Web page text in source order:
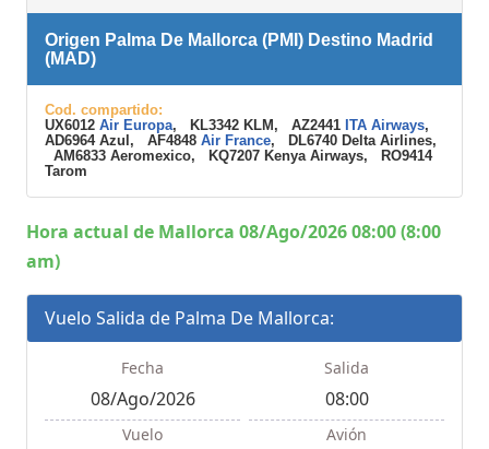
Origen Palma De Mallorca (PMI) Destino Madrid
(MAD)
Cod. compartido:
UX6012 Air Europa, KL3342 KLM, AZ2441 ITA Airways,
AD6964 Azul, AF4848 Air France, DL6740 Delta Airlines,
AM6833 Aeromexico, KQ7207 Kenya Airways, RO9414
Tarom
Hora actual de Mallorca 08/Ago/2026 08:00 (8:00
am)
Vuelo Salida de Palma De Mallorca:
Fecha
08/Ago/2026
Salida
08:00
Vuelo Avión